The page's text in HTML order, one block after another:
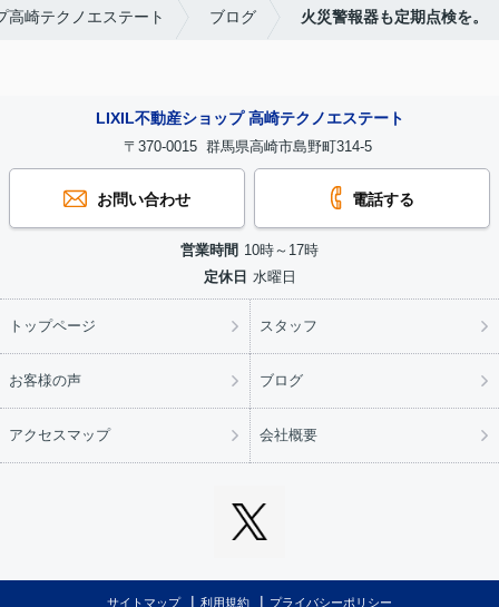
崎テクノエステート ブログ 火災警報器も定期点検を。
LIXIL不動産ショップ 高崎テクノエステート
〒370-0015 群馬県高崎市島野町314-5
お問い合わせ 電話する
営業時間 10時～17時
定休日 水曜日
トップページ スタッフ
お客様の声 ブログ
アクセスマップ 会社概要
サイトマップ 利用規約 プライバシーポリシー